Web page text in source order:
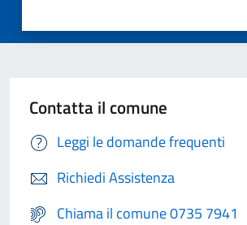
Contatta il comune
Leggi le domande frequenti
Richiedi Assistenza
Chiama il comune 0735 7941